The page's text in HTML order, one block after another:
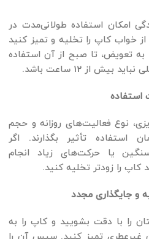
امکان استفاده طولانی‌مدت در
خواب کاپ را تخلیه و تمیز کنید
به تعویض، تا صبح از آن استفاده
از 12 ساعت باشد.
نوع فعالیت‌های روزانه و حجم
استفاده تأثیر بگذارند. اگر
یا حرکت‌های زیاد انجام
را زودتر تخلیه کنید.
را با دقت بشویید و کاپ را به